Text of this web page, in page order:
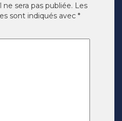
sera pas publiée. Les
sont indiqués avec *